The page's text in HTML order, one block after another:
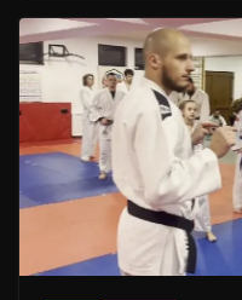
A
p
p
b
o
o
k